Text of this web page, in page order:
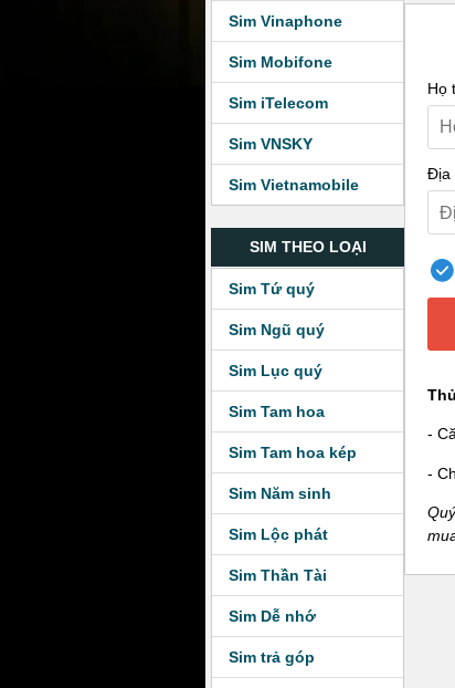
Sim Vinaphone
Sim Mobifone
Sim iTelecom
Sim VNSKY
Sim Vietnamobile
SIM THEO LOẠI
Sim Tứ quý
Sim Ngũ quý
Sim Lục quý
Sim Tam hoa
Sim Tam hoa kép
Sim Năm sinh
Sim Lộc phát
Sim Thần Tài
Sim Dễ nhớ
Sim trả góp
Họ
Địa
-
-